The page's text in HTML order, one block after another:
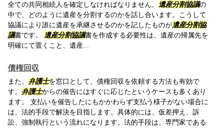
全ての共同相続人を確定しなければなりません。
遺産分割協議の
中で、どのように遺産を分割するのかを話し合います。こうして
協議により誰に遺産を承継させるのかを記したものが遺産分割協
議書です。 遺産分割協議書を作成する必要性は、遺産の帰属先を
明確にて置くこと、遺産...
債権回収
また、 弁護士を窓口として、債権回収を依頼する方法も有効で
す。 弁護士からの催告にはすぐに応じたというケースも多くあり
ます。 支払いを催告したにもかかわらず支払う様子がない場合に
は、法的手段で解決を目指します。具体的には、仮差押え、訴
訟、強制執行という流れになります。法的手段は、専門家である